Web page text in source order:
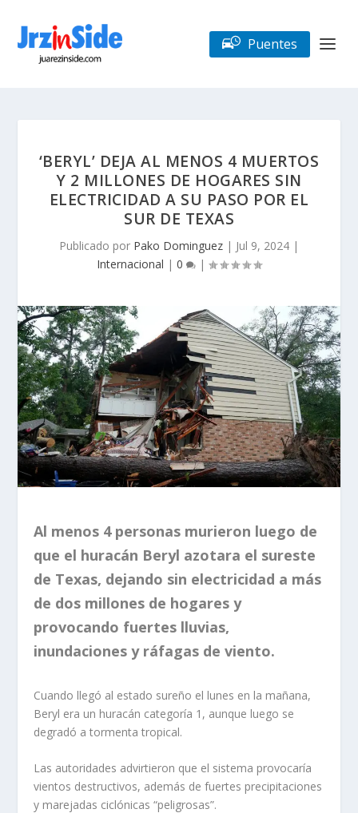
Puentes
‘BERYL’ DEJA AL MENOS 4 MUERTOS
Y 2 MILLONES DE HOGARES SIN
ELECTRICIDAD A SU PASO POR EL
SUR DE TEXAS
Publicado por Pako Dominguez | Jul 9, 2024 |
Internacional | 0 |
Al menos 4 personas murieron luego de
que el huracán Beryl azotara el sureste
de Texas, dejando sin electricidad a más
de dos millones de hogares y
provocando fuertes lluvias,
inundaciones y ráfagas de viento.
Cuando llegó al estado sureño el lunes en la mañana,
Beryl era un huracán categoría 1, aunque luego se
degradó a tormenta tropical.
Las autoridades advirtieron que el sistema provocaría
vientos destructivos, además de fuertes precipitaciones
y marejadas ciclónicas “peligrosas”.